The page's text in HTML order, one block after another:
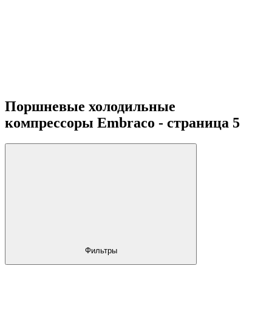
Поршневые холодильные
компрессоры Embraco - страница 5
Фильтры